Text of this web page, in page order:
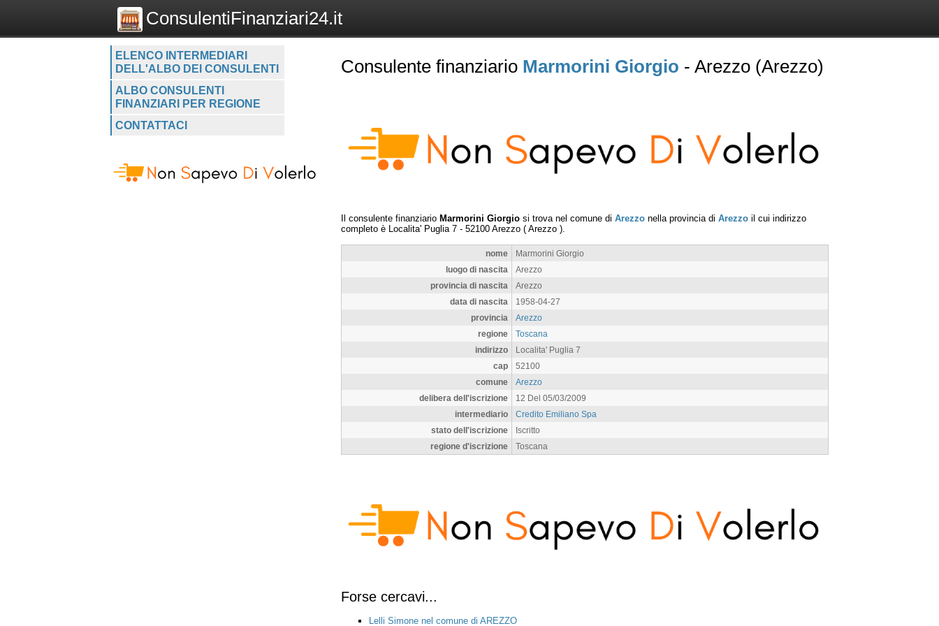
ConsulentiFinanziari24.it
ELENCO INTERMEDIARI
DELL'ALBO DEI CONSULENTI
ALBO CONSULENTI
FINANZIARI PER REGIONE
CONTATTACI
Consulente finanziario Marmorini Giorgio - Arezzo (Arezzo)
Il consulente finanziario Marmorini Giorgio si trova nel comune di Arezzo nella provincia di Arezzo il cui indirizzo
completo è Localita' Puglia 7 - 52100 Arezzo ( Arezzo ).
nome
Marmorini Giorgio
luogo di nascita
Arezzo
provincia di nascita
Arezzo
data di nascita
1958-04-27
provincia
Arezzo
regione
Toscana
indirizzo
Localita' Puglia 7
cap
52100
comune
Arezzo
delibera dell'iscrizione
12 Del 05/03/2009
intermediario
Credito Emiliano Spa
stato dell'iscrizione
Iscritto
regione d'iscrizione
Toscana
Forse cercavi...
Lelli Simone nel comune di AREZZO